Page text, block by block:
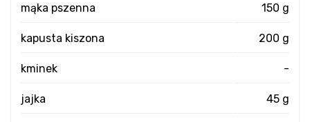
mąka pszenna 150 g
kapusta kiszona 200 g
kminek -
jajka 45 g